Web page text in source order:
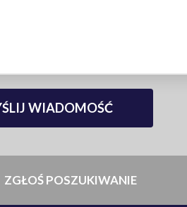
ZGŁOŚ POSZUKIWANIE